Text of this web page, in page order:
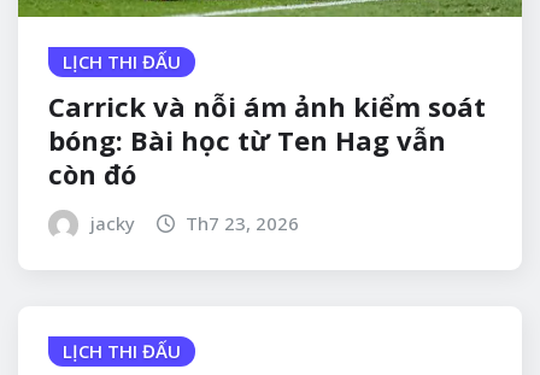
LỊCH THI ĐẤU
Carrick và nỗi ám ảnh kiểm soát
bóng: Bài học từ Ten Hag vẫn
còn đó
jacky Th7 23, 2026
LỊCH THI ĐẤU